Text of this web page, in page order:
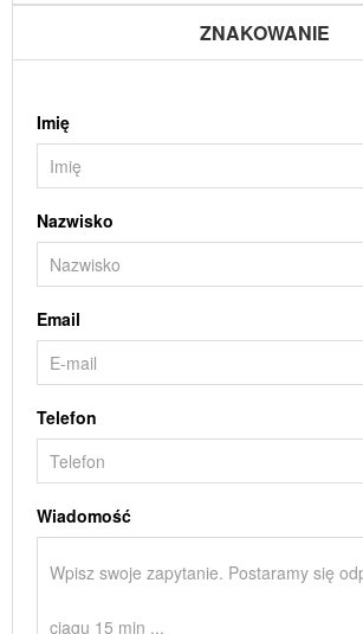
ZNAKOWANIE
Imię
Nazwisko
Email
Telefon
Wiadomość